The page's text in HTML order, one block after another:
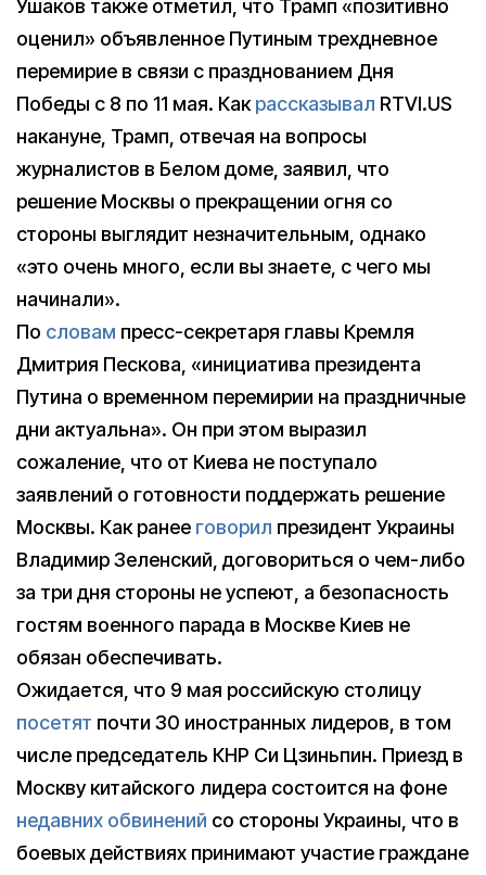
Ушаков также отметил, что Трамп «позитивно
оценил» объявленное Путиным трехдневное
перемирие в связи с празднованием Дня
Победы с 8 по 11 мая. Какрассказывал RTVI.US
накануне, Трамп, отвечая на вопросы
журналистов в Белом доме, заявил, что
решение Москвы о прекращении огня со
стороны выглядит незначительным, однако
«это очень много, если вы знаете, с чего мы
начинали».
По словам пресс-секретаря главы Кремля
Дмитрия Пескова, «инициатива президента
Путина о временном перемирии на праздничные
дни актуальна». Он при этом выразил
сожаление, что от Киева не поступало
заявлений о готовности поддержать решение
Москвы. Как ранее говорил президент Украины
Владимир Зеленский, договориться о чем-либо
за три дня стороны не успеют, а безопасность
гостям военного парада в Москве Киев не
обязан обеспечивать.
Ожидается, что 9 мая российскую столицу
посетят почти 30 иностранных лидеров, в том
числе председатель КНР Си Цзиньпин. Приезд в
Москву китайского лидера состоится на фоне
недавних обвинений со стороны Украины, что в
боевых действиях принимают участие граждане